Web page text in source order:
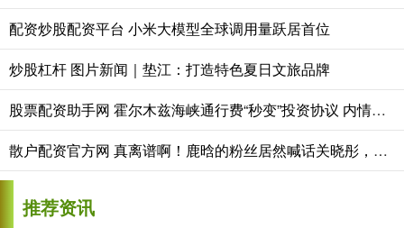
配资炒股配资平台 小米大模型全球调用量跃居首位
炒股杠杆 图片新闻｜垫江：打造特色夏日文旅品牌
股票配资助手网 霍尔木兹海峡通行费“秒变”投资协议 内情披露
散户配资官方网 真离谱啊！鹿晗的粉丝居然喊话关晓彤，让关晓彤出来替鹿晗澄清和司晓迪的
推荐资讯